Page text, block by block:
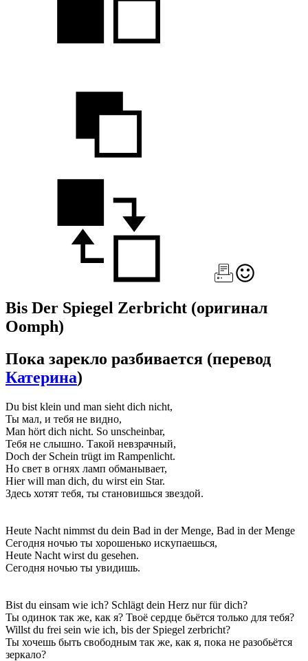
Bis Der Spiegel Zerbricht (оригинал
Oomph)
Пока зарекло разбивается (перевод
Катерина)
Du bist klein und man sieht dich nicht,
Ты мал, и тебя не видно,
Man hört dich nicht. So unscheinbar,
Тебя не слышно. Такой невзрачный,
Doch der Schein trügt im Rampenlicht.
Но свет в огнях ламп обманывает,
Hier will man dich, du wirst ein Star.
Здесь хотят тебя, ты становишься звездой.
Heute Nacht nimmst du dein Bad in der Menge, Bad in der Menge
Сегодня ночью ты хорошенько искупаешься,
Heute Nacht wirst du gesehen.
Сегодня ночью ты увидишь.
Bist du einsam wie ich? Schlägt dein Herz nur für dich?
Ты одинок так же, как я? Твоё сердце бьётся только для тебя?
Willst du frei sein wie ich, bis der Spiegel zerbricht?
Ты хочешь быть свободным так же, как я, пока не разобьётся
зеркало?